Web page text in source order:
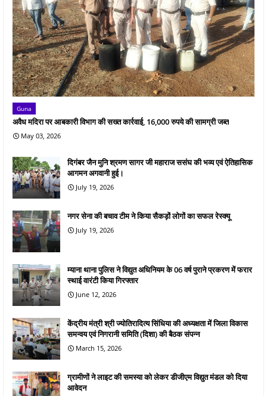
Guna
अवैध मदिरा पर आबकारी विभाग की सख्त कार्रवाई, 16,000 रुपये की सामग्री जब्त
May 03, 2026
दिगंबर जैन मुनि श्रमण सागर जी महाराज ससंघ की भव्य एवं ऐतिहासिक
आगमन अगवानी हुई।
July 19, 2026
नगर सेना की बचाव टीम ने किया सैकड़ों लोगों का सफल रेस्क्यू
July 19, 2026
म्याना थाना पुलिस ने विद्युत अधिनियम के 06 वर्ष पुराने प्रकरण में फरार
स्थाई वारंटी किया गिरफ्तार
June 12, 2026
केंद्रीय मंत्री श्री ज्योतिरादित्य सिंधिया की अध्यक्षता में जिला विकास
समन्वय एवं निगरानी समिति (दिशा) की बैठक संपन्न
March 15, 2026
ग्रामीणों ने लाइट की समस्या को लेकर डीजीएम विद्युत मंडल को दिया
आवेदन